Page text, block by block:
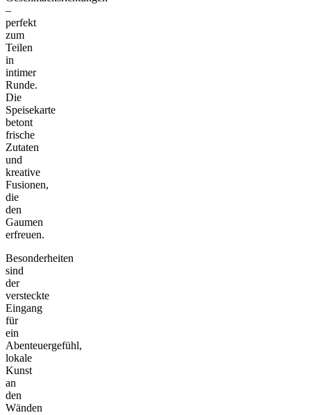
–
perfekt
zum
Teilen
in
intimer
Runde.
Die
Speisekarte
betont
frische
Zutaten
und
kreative
Fusionen,
die
den
Gaumen
erfreuen.
Besonderheiten
sind
der
versteckte
Eingang
für
ein
Abenteuergefühl,
lokale
Kunst
an
den
Wänden